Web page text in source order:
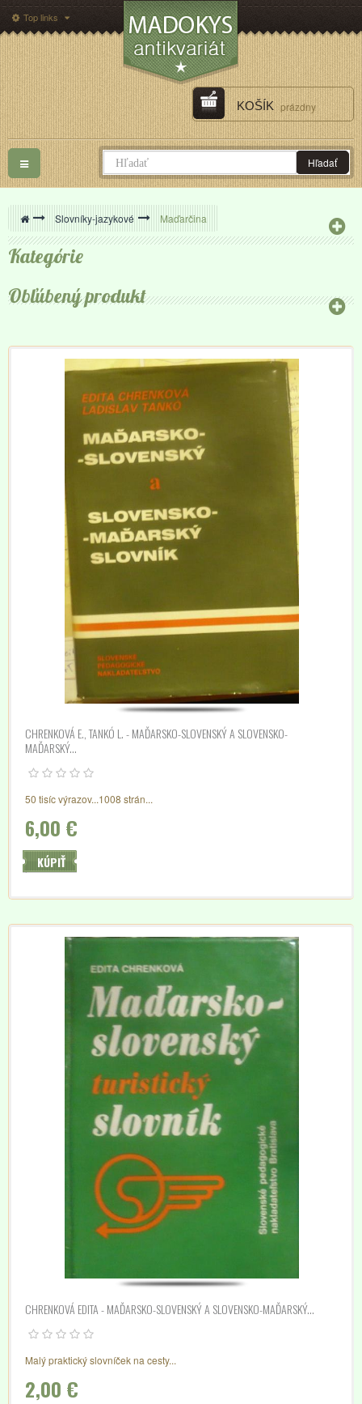
Top links
Hľadať
KOŠÍK prázdny
Toggle
navigation
> Slovníky-jazykové > Maďarčina
Kategórie
Obľúbený produkt
CHRENKOVÁ E., TANKÓ L. - MAĎARSKO-SLOVENSKÝ A SLOVENSKO-
MAĎARSKÝ...
50 tisíc výrazov...1008 strán...
6,00 €
KÚPIŤ
CHRENKOVÁ EDITA - MAĎARSKO-SLOVENSKÝ A SLOVENSKO-MAĎARSKÝ...
Malý praktický slovníček na cesty...
2,00 €